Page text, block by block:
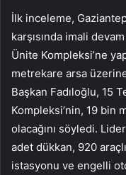
İlk inceleme,
karşısında imali
Ünite Kompleksi’ne
metrekare arsa
Başkan Fadıloğlu, 15
Kompleksi’nin, 19 bin
olacağını söyledi.
adet dükkan, 920
istasyonu ve engelli